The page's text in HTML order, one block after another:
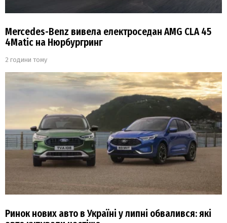
Mercedes-Benz вивела електроседан AMG CLA 45
4Matic на Нюрбургринг
2 години тому
Ринок нових авто в Україні у липні обвалився: які